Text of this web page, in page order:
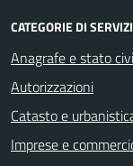
CATEGORIE DI
Anagrafe e stato
Autorizzazioni
Catasto e
Imprese e